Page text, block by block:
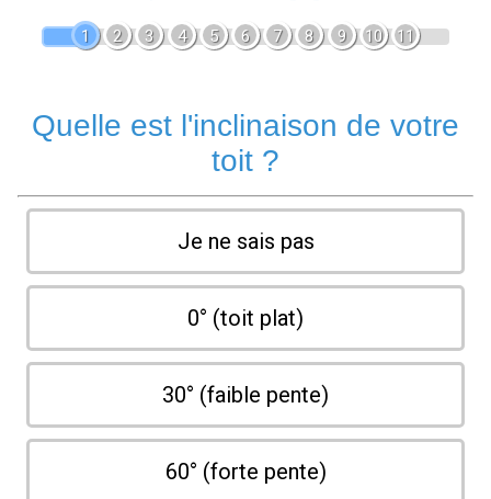
1 2 3 4 5 6 7 8 9 10 11
Quelle est l'inclinaison de votre
toit ?
Je ne sais pas
0° (toit plat)
30° (faible pente)
60° (forte pente)